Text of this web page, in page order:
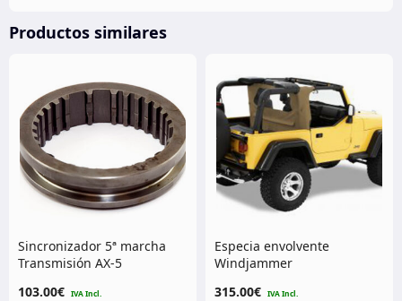
Productos similares
Sincronizador 5ª marcha
Transmisión AX-5
103.00€
Especia envolvente
Windjammer
315.00€